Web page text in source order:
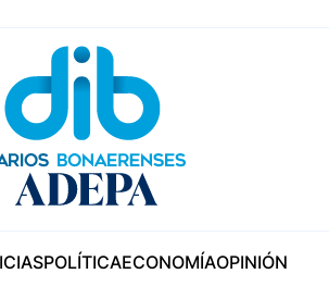
POLÍTICAECONOMÍAOPINIÓN